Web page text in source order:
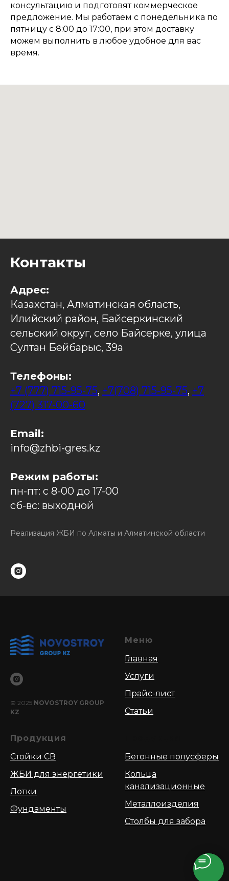
консультацию и подготовят коммерческое
предложение. Мы работаем с понедельника по
пятницу с 8:00 до 17:00, при этом доставку
можем выполнить в любое удобное для вас
время.
Контакты
Адрес:
Казахстан, Алматинская область,
Илийский район, Байсеркинский
сельский округ, село Байсерке, улица
Султан Бейбарыс, 39а
Телефоны:
+7 (777) 715-95-75, +7(708) 715-95-75, +7
(727) 317-00-60
Email:
info@zhbi-gres.kz
Режим работы:
пн-пт: с 8-00 до 17-00
сб-вс: выходной
Реализация ЖБИ по Алматы и Алматинской области
© 2025 NOVOSTROY GROUP
KZ
Меню
Главная
Услуги
Прайс-лист
Статьи
Продукция
Стойки СВ
ЖБИ для энергетики
Лотки
Фундаменты
Бетонные полусферы
Кольца
канализационные
Металлоизделия
Столбы для забора